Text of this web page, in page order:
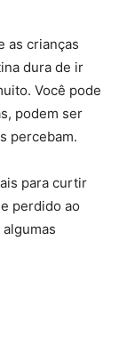
as crianças
dura de ir
Você pode
podem ser
percebam.
para curtir
perdido ao